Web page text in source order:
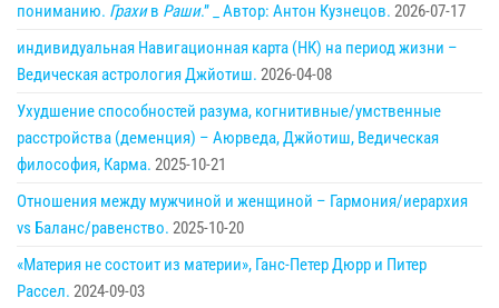
пониманию. Грахив Раши.” _ Автор: Антон Кузнецов. 2026-07-17
индивидуальная Навигационная карта (НК) на период жизни –
Ведическая астрология Джйотиш. 2026-04-08
Ухудшение способностей разума, когнитивные/умственные
расстройства (деменция) – Аюрведа, Джйотиш, Ведическая
философия, Карма. 2025-10-21
Отношения между мужчиной и женщиной – Гармония/иерархия
vs Баланс/равенство. 2025-10-20
«Материя не состоит из материи», Ганс-Петер Дюрр и Питер
Рассел. 2024-09-03